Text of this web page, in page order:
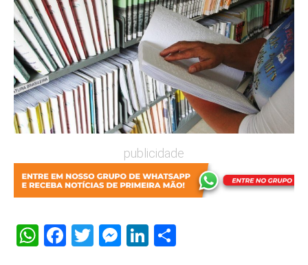
publicidade
WhatsApp
Facebook
Twitter
Messenger
LinkedIn